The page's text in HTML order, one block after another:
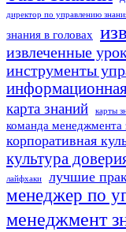
директор по управлению
знания в головах
извлеченные
инструменты
карта знаний карты
команда менеджмента
корпоративная
культура
лайфхаки лучшие
менеджер по
менеджмент